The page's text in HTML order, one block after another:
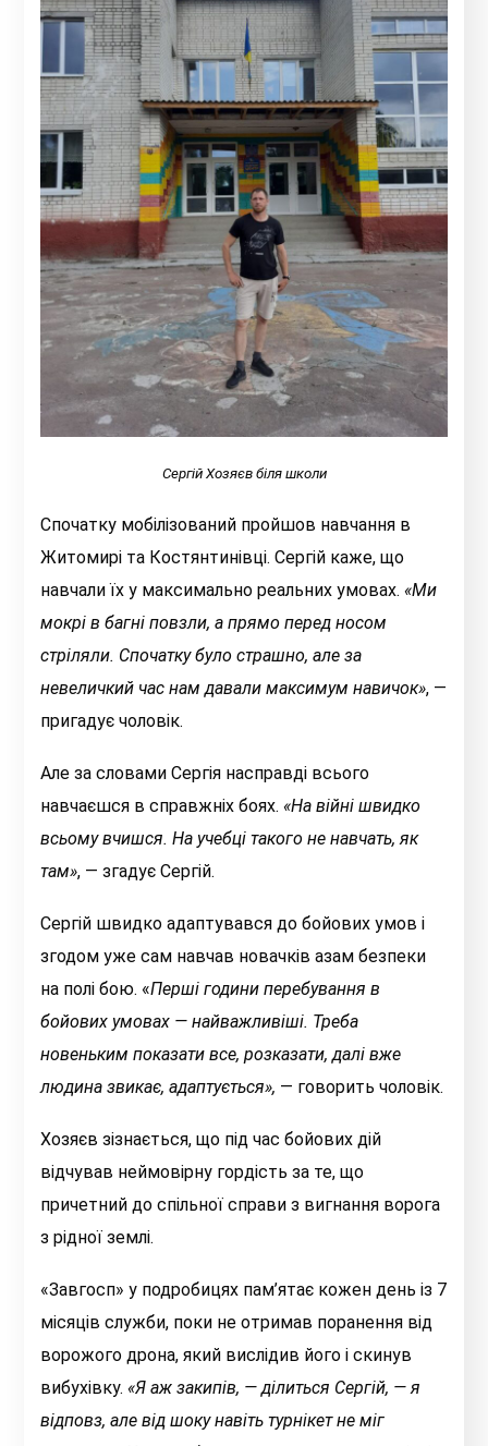
Сергій Хозяєв біля школи
Спочатку мобілізований пройшов навчання в
Житомирі та Костянтинівці. Сергій каже, що
навчали їх у максимально реальних умовах.«Ми
мокрі в багні повзли, а прямо перед носом
стріляли. Спочатку було страшно, але за
невеличкий час нам давали максимум навичок», —
пригадує чоловік.
Але за словами Сергія насправді всього
навчаєшся в справжніх боях.«На війні швидко
всьому вчишся. На учебці такого не навчать, як
там», — згадує Сергій.
Сергій швидко адаптувався до бойових умов і
згодом уже сам навчав новачків азам безпеки
на полі бою. «Перші години перебування в
бойових умовах — найважливіші. Треба
новеньким показати все, розказати, далі вже
людина звикає, адаптується», — говорить чоловік.
Хозяєв зізнається, що під час бойових дій
відчував неймовірну гордість за те, що
причетний до спільної справи з вигнання ворога
з рідної землі.
«Завгосп» у подробицях пам’ятає кожен день із 7
місяців служби, поки не отримав поранення від
ворожого дрона, який вислідив його і скинув
вибухівку.«Я аж закипів, — ділиться Сергій, — я
відповз, але від шоку навіть турнікет не міг